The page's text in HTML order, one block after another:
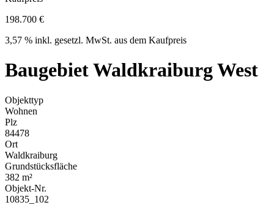
198.700 €
3,57 % inkl. gesetzl. MwSt. aus dem Kaufpreis
Baugebiet Waldkraiburg West
Objekttyp
Wohnen
Plz
84478
Ort
Waldkraiburg
Grundstücksfläche
382 m²
Objekt-Nr.
10835_102